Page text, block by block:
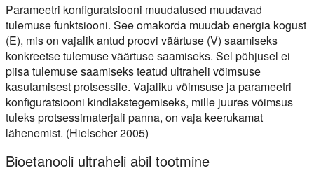
Parameetri konfiguratsiooni muudatused muudavad
tulemuse funktsiooni. See omakorda muudab energia kogust
(E), mis on vajalik antud proovi väärtuse (V) saamiseks
konkreetse tulemuse väärtuse saamiseks. Sel põhjusel ei
piisa tulemuse saamiseks teatud ultraheli võimsuse
kasutamisest protsessile. Vajaliku võimsuse ja parameetri
konfiguratsiooni kindlakstegemiseks, mille juures võimsus
tuleks protsessimaterjali panna, on vaja keerukamat
lähenemist. (Hielscher 2005)
Bioetanooli ultraheli abil tootmine